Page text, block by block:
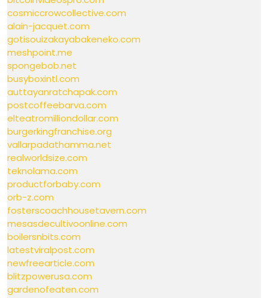
cosmiccrowcollective.com
alain-jacquet.com
gotisouizakayabakeneko.com
meshpoint.me
spongebob.net
busyboxintl.com
auttayanratchapak.com
postcoffeebarva.com
elteatromilliondollar.com
burgerkingfranchise.org
vallarpadathamma.net
realworldsize.com
teknolama.com
productforbaby.com
orb-z.com
fosterscoachhousetavern.com
mesasdecultivoonline.com
boilersnbits.com
latestviralpost.com
newfreearticle.com
blitzpowerusa.com
gardenofeaten.com